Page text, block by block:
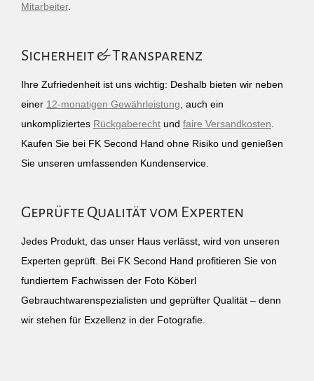
Mitarbeiter.
Sicherheit & Transparenz
Ihre Zufriedenheit ist uns wichtig: Deshalb bieten wir neben
einer 12-monatigen Gewährleistung , auch ein
unkompliziertes Rückgaberecht und faire Versandkosten
Kaufen Sie bei FK Second Hand ohne Risiko und genießen
Sie unseren umfassenden Kundenservice.
Geprüfte Qualität vom Experten
Jedes Produkt, das unser Haus verlässt, wird von unseren
Experten geprüft. Bei FK Second Hand profitieren Sie von
fundiertem Fachwissen der Foto Köberl
Gebrauchtwarenspezialisten und geprüfter Qualität – denn
wir stehen für Exzellenz in der Fotografie.